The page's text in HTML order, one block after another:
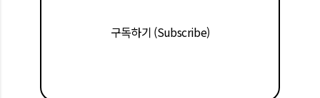
구독하기 (Subscribe)